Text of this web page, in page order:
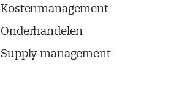
Kostenmanagement
Onderhandelen
Supply management